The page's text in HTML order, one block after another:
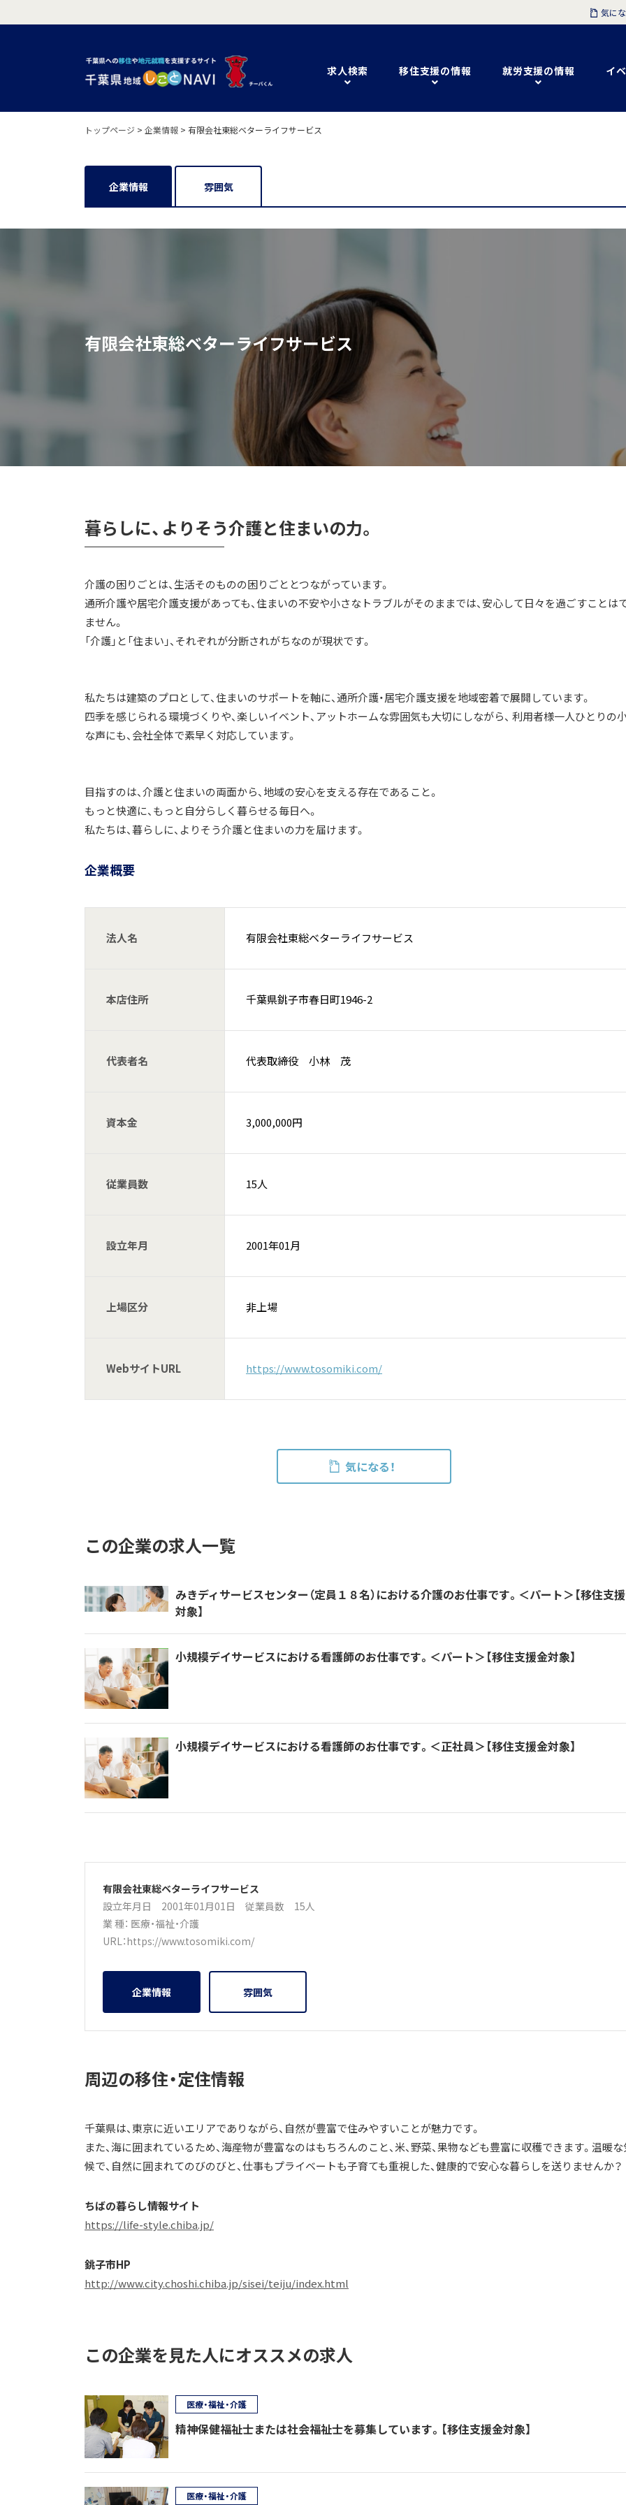
求人検索 移住支援の情報 就労支援の情報 イ
気に
トップページ > 企業情報 > 有限会社東総ベターライフサービス
企業情報 雰囲気
有限会社東総ベターライフサービス
暮らしに、よりそう介護と住まいの力。
介護の困りごとは、生活そのものの困りごととつながっています。
通所介護や居宅介護支援があっても、住まいの不安や小さなトラブルがそのままでは、安心して日々を過ごすことは
ません。
「介護」と「住まい」、それぞれが分断されがちなのが現状です。
私たちは建築のプロとして、住まいのサポートを軸に、通所介護・居宅介護支援を地域密着で展開しています。
四季を感じられる環境づくりや、楽しいイベント、アットホームな雰囲気も大切にしながら、 利用者様一人ひとりの
な声にも、会社全体で素早く対応しています。
目指すのは、介護と住まいの両面から、地域の安心を支える存在であること。
もっと快適に、もっと自分らしく暮らせる毎日へ。
私たちは、暮らしに、よりそう介護と住まいの力を届けます。
企業概要
法人名 有限会社東総ベターライフサービス
本店住所 千葉県銚子市春日町1946-2
代表者名 代表取締役 小林 茂
資本金 3,000,000円
従業員数 15人
設立年月 2001年01月
上場区分 非上場
WebサイトURL https://www.tosomiki.com/
気になる！
この企業の求人一覧
みきディサービスセンター（定員１８名）における介護のお仕事です。＜パート＞【移住支
対象】
小規模デイサービスにおける看護師のお仕事です。＜パート＞【移住支援金対象】
小規模デイサービスにおける看護師のお仕事です。＜正社員＞【移住支援金対象】
有限会社東総ベターライフサービス
設立年月日 2001年01月01日 従業員数 15人
業 種： 医療・福祉・介護
URL：https://www.tosomiki.com/
企業情報 雰囲気
周辺の移住・定住情報
千葉県は、東京に近いエリアでありながら、自然が豊富で住みやすいことが魅力です。
また、海に囲まれているため、海産物が豊富なのはもちろんのこと、米、野菜、果物なども豊富に収穫できます。温暖
候で、自然に囲まれてのびのびと、仕事もプライベートも子育ても重視した、健康的で安心な暮らしを送りませんか？
ちばの暮らし情報サイト
https://life-style.chiba.jp/
銚子市HP
http://www.city.choshi.chiba.jp/sisei/teiju/index.html
この企業を見た人にオススメの求人
精神保健福祉士または社会福祉士を募集しています。【移住支援金対象】
医療・福祉・介護
医療・福祉・介護